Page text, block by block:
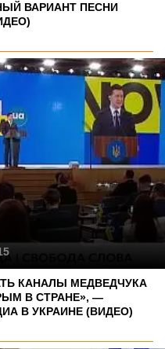
ВАРИАНТ ПЕСНИ
КАНАЛЫ МЕДВЕДЧУКА
В СТРАНЕ», —
В УКРАИНЕ (ВИДЕО)